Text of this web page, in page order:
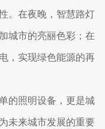
。在夜晚，智慧路灯
城市的亮丽色彩；在
，实现绿色能源的再
的照明设备，更是城
未来城市发展的重要